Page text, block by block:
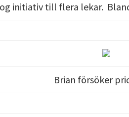
initiativ till flera lekar.
Brian försöker